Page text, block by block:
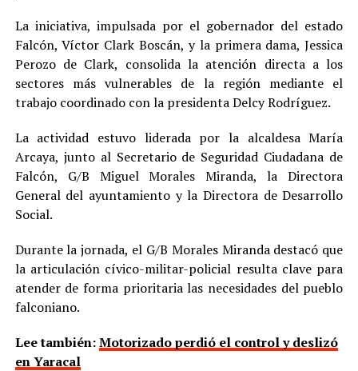
La iniciativa, impulsada por el gobernador del estado
Falcón, Víctor Clark Boscán, y la primera dama, Jessica
Perozo de Clark, consolida la atención directa a los
sectores más vulnerables de la región mediante el
trabajo coordinado con la presidenta Delcy Rodríguez.
La actividad estuvo liderada por la alcaldesa María
Arcaya, junto al Secretario de Seguridad Ciudadana de
Falcón, G/B Miguel Morales Miranda, la Directora
General del ayuntamiento y la Directora de Desarrollo
Social.
Durante la jornada, el G/B Morales Miranda destacó que
la articulación cívico-militar-policial resulta clave para
atender de forma prioritaria las necesidades del pueblo
falconiano.
Lee también:Motorizado perdió el control y deslizó
en Yaracal